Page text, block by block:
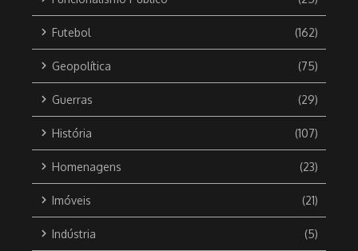
Futebol (162)
Geopolítica (75)
Guerras (29)
História (107)
Homenagens (23)
Imóveis (21)
Indústria (5)